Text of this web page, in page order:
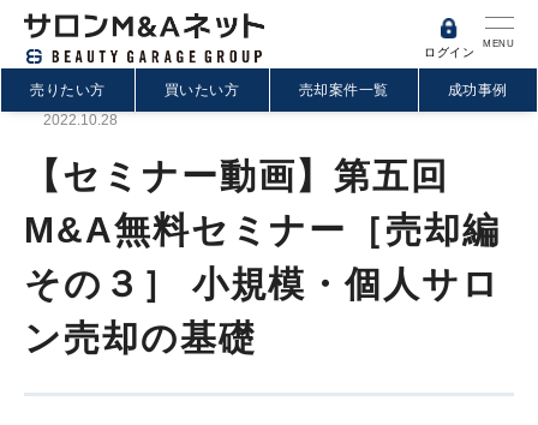
MENU
ログイン
売りたい方 買いたい方 売却案件一覧
成功事例
2022.10.28
【セミナー動画】第五回
M&A無料セミナー［売却編
その３］ 小規模・個人サロ
ン売却の基礎